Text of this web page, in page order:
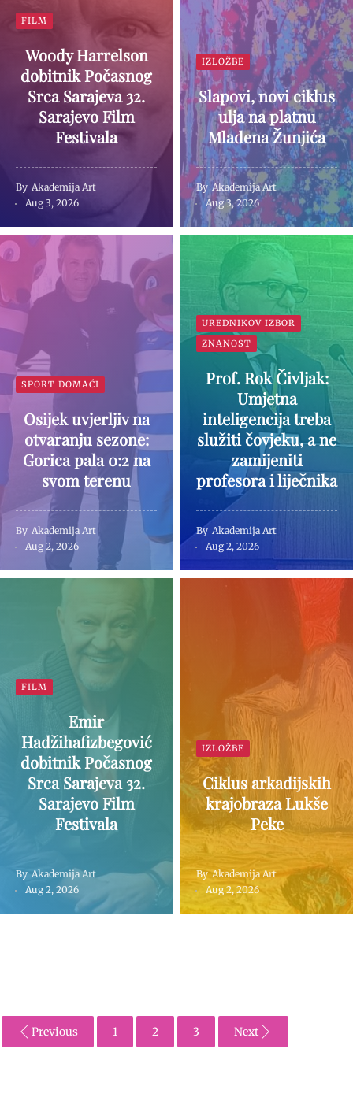
FILM
Woody Harrelson
dobitnik Počasnog
Srca Sarajeva 32.
Sarajevo Film
Festivala
By Akademija Art
Aug 3, 2026
IZLOŽBE
Slapovi, novi ciklus
ulja na platnu
Mladena Žunjića
By Akademija Art
Aug 3, 2026
SPORT DOMAĆI
Osijek uvjerljiv na
otvaranju sezone:
Gorica pala 0:2 na
svom terenu
By Akademija Art
Aug 2, 2026
UREDNIKOV IZBOR
ZNANOST
Prof. Rok Čivljak:
Umjetna
inteligencija treba
služiti čovjeku, a ne
zamijeniti
profesora i liječnika
By Akademija Art
Aug 2, 2026
FILM
Emir
Hadžihafizbegović
dobitnik Počasnog
Srca Sarajeva 32.
Sarajevo Film
Festivala
By Akademija Art
Aug 2, 2026
IZLOŽBE
Ciklus arkadijskih
krajobraza Lukše
Peke
By Akademija Art
Aug 2, 2026
Previous 1 2 3 Next